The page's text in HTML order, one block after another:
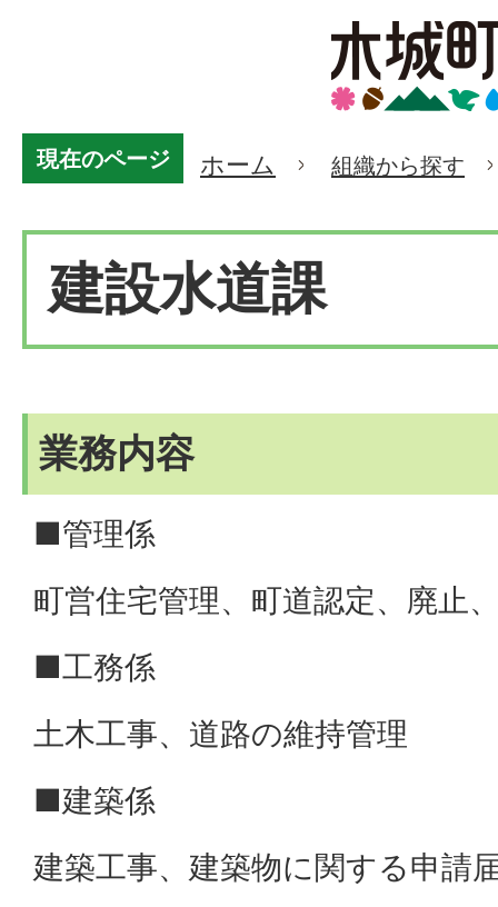
現在のページ ホーム 組織から探す
建設水道課
業務内容
■管理係
町営住宅管理、町道認定、廃止
■工務係
土木工事、道路の維持管理
■建築係
建築工事、建築物に関する申請